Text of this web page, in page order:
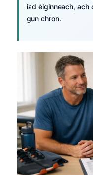
iad èiginneach, ach
gun chron.
Frysk
Ślōnskŏ gŏdka
Norsk bokmål